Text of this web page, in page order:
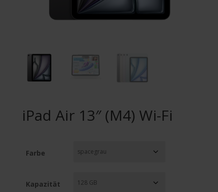
iPad Air 13″ (M4) Wi-Fi
Farbe
Kapazität